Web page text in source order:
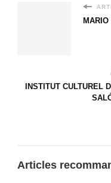
INSTITUT CULTUREL
Articles